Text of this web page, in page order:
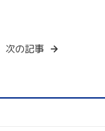
次の記事